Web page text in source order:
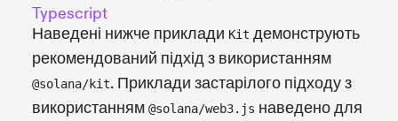
Typescript
Наведені нижче приклади Kit демонструють
рекомендований підхід з використанням
@solana/kit. Приклади застарілого підходу з
використанням @solana/web3.js наведено для